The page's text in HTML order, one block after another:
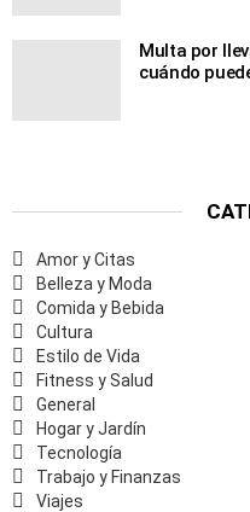
Multa por
cuándo
Amor y Citas
Belleza y Moda
Comida y Bebida
Cultura
Estilo de Vida
Fitness y Salud
General
Hogar y Jardín
Tecnología
Trabajo y Finanzas
Viajes